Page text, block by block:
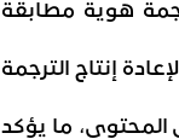
هوية مطابقة
إنتاج الترجمة
ما يؤكد